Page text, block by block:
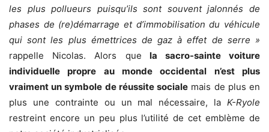
les plus pollueurs puisqu’ils sont souvent jalonnés de
phases de (re)démarrage et d’immobilisation du véhicule
qui sont les plus émettrices de gaz à effet de serre »
rappelle Nicolas. Alors que la sacro-sainte voiture
individuelle propre au monde occidental n’est plus
vraiment un symbole de réussite sociale mais de plus en
plus une contrainte ou un mal nécessaire, la K-Ryole
restreint encore un peu plus l’utilité de cet emblème de